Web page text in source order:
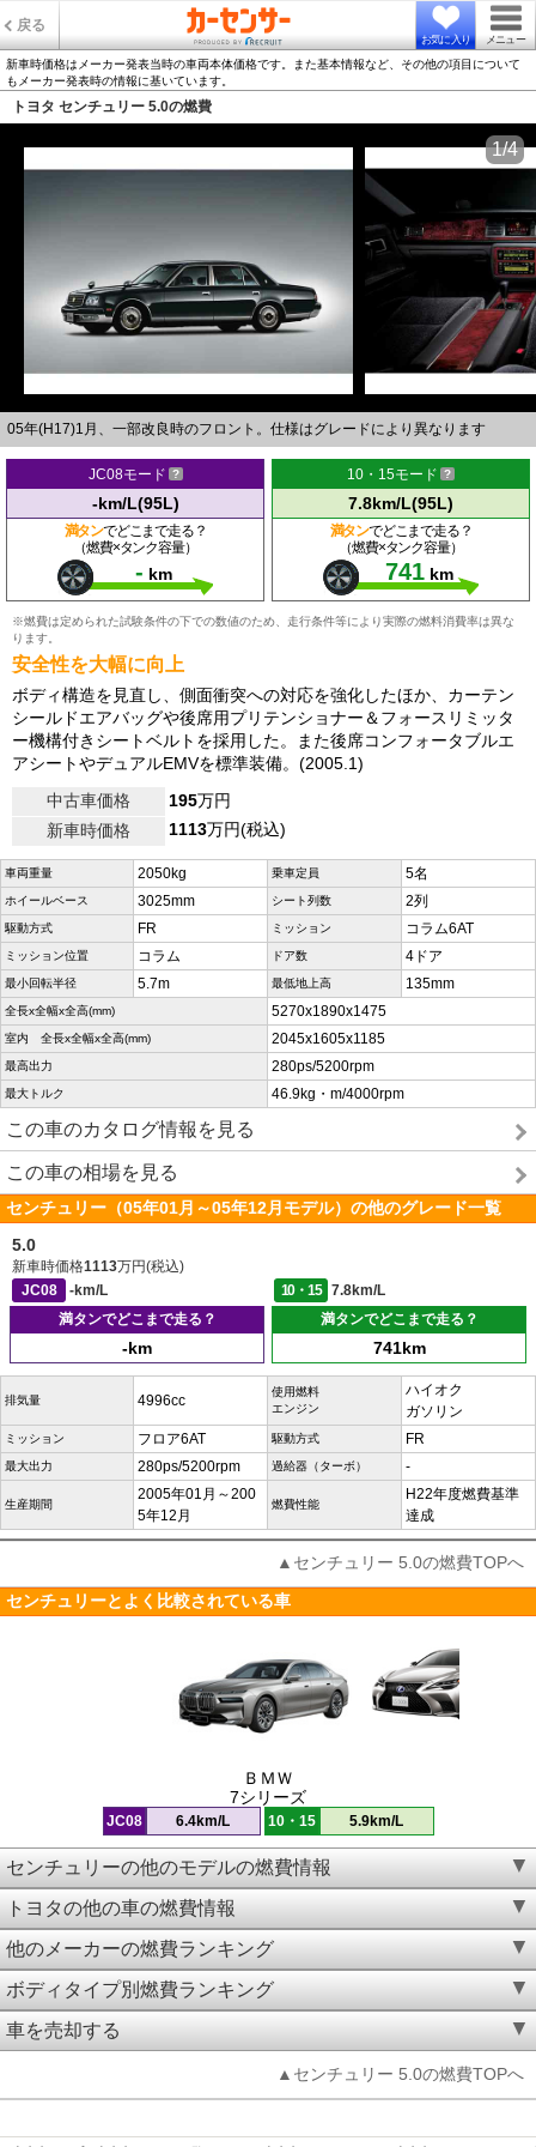
戻る
お気に入り メニュー
新車時価格はメーカー発表当時の車両本体価格です。また基本情報など、その他の項目について
もメーカー発表時の情報に基いています。
トヨタ センチュリー 5.0の燃費
05年(H17)1月、一部改良時のフロント。仕様はグレードにより異なります
1/4
JC08モード
-km/L(95L)
満タンでどこまで走る？
（燃費×タンク容量）
- km
10・15モード
7.8km/L(95L)
満タンでどこまで走る？
（燃費×タンク容量）
741 km
※燃費は定められた試験条件の下での数値のため、走行条件等により実際の燃料消費率は異な
ります。
安全性を大幅に向上
ボディ構造を見直し、側面衝突への対応を強化したほか、カーテン
シールドエアバッグや後席用プリテンショナー＆フォースリミッタ
ー機構付きシートベルトを採用した。また後席コンフォータブルエ
アシートやデュアルEMVを標準装備。(2005.1)
中古車価格
195万円
新車時価格
1113万円(税込)
車両重量 2050kg 乗車定員 5名
ホイールベース 3025mm シート列数 2列
駆動方式 FR ミッション コラム6AT
ミッション位置 コラム ドア数 4ドア
最小回転半径 5.7m 最低地上高 135mm
全長x全幅x全高(mm) 5270x1890x1475
室内 全長x全幅x全高(mm) 2045x1605x1185
最高出力 280ps/5200rpm
最大トルク 46.9kg・m/4000rpm
この車のカタログ情報を見る
この車の相場を見る
センチュリー（05年01月～05年12月モデル）の他のグレード一覧
5.0
新車時価格1113万円(税込)
JC08
-km/L 10・15
7.8km/L
満タンでどこまで走る？
-km
満タンでどこまで走る？
741km
排気量 4996cc
使用燃料
エンジン
ハイオク
ガソリン
ミッション フロア6AT 駆動方式 FR
最大出力 280ps/5200rpm 過給器（ターボ） -
生産期間
2005年01月～200
5年12月
燃費性能
H22年度燃費基準
達成
▲センチュリー 5.0の燃費TOPへ
センチュリーとよく比較されている車
ＢＭＷ
7シリーズ
JC08 6.4km/L 10・15 5.9km/L
センチュリーの他のモデルの燃費情報
トヨタの他の車の燃費情報
他のメーカーの燃費ランキング
ボディタイプ別燃費ランキング
車を売却する
▲センチュリー 5.0の燃費TOPへ